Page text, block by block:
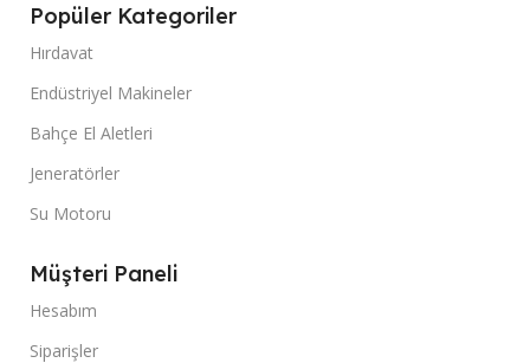
Popüler Kategoriler
Hırdavat
Endüstriyel Makineler
Bahçe El Aletleri
Jeneratörler
Su Motoru
Müşteri Paneli
Hesabım
Siparişler